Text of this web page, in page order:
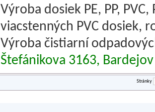
Výroba dosiek PE, PP, PVC,
viacstenných PVC dosiek,
Výroba čistiarní
Štefánikova 3163, Bardejov
Stránky